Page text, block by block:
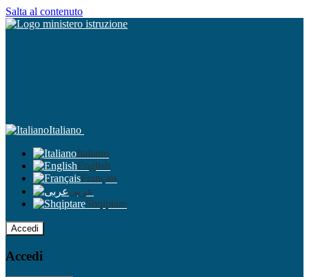
Salta al contenuto
Italiano
Italiano
English
Français
عربى
Shqiptare
Accedi
Accedi